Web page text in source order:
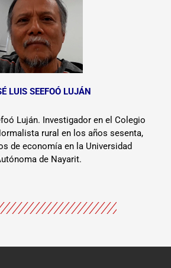
LUIS SEEFOÓ LUJÁN
Luján. Investigador en el Colegio
rural en los años sesenta,
de economía en la Universidad
de Nayarit.